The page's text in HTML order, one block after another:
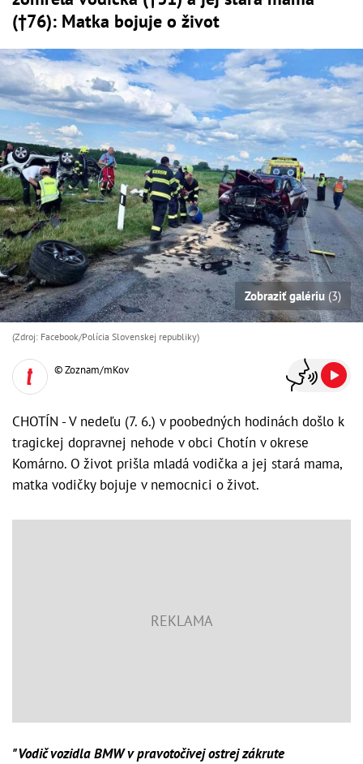
(†76): Matka bojuje o život
Zobraziť galériu (3)
(Zdroj: Facebook/Polícia Slovenskej republiky)
© Zoznam/mKov
CHOTÍN - V nedeľu (7. 6.) v poobedných hodinách došlo k
tragickej dopravnej nehode v obci Chotín v okrese
Komárno. O život prišla mladá vodička a jej stará mama,
matka vodičky bojuje v nemocnici o život.
"Vodič vozidla BMW v pravotočivej ostrej zákrute